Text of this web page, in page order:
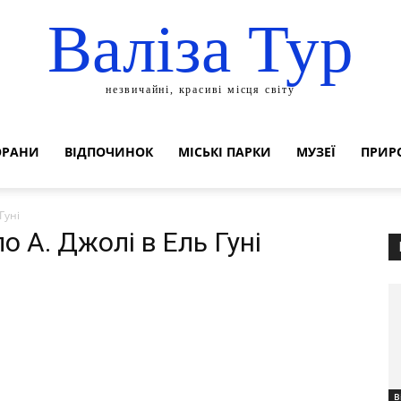
Валіза Тур
незвичайні, красиві місця світу
ВІДПОЧИНОК МІСЬКІ ПАРКИ МУЗЕЇ
А. Джолі в Ель Гуні